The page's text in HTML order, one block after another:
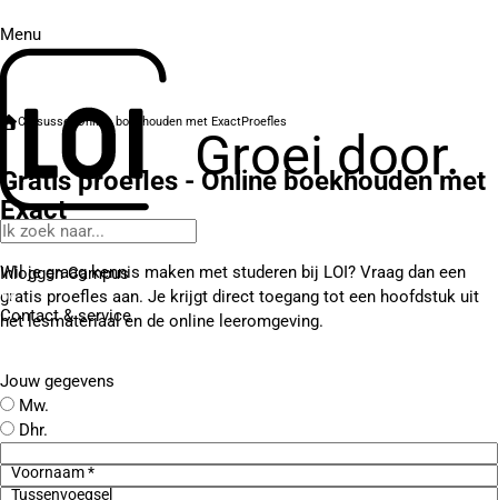
Menu
Groei door.
Inloggen Campus
Contact& service
Cursussen Online boekhouden met ExactProefles
Gratis proefles - Online boekhouden met
Exact
Wil je graag kennis maken met studeren bij LOI? Vraag dan een
gratis proefles aan. Je krijgt direct toegang tot een hoofdstuk uit
het lesmateriaal en de online leeromgeving.
Jouw gegevens
Mw.
Dhr.
Voornaam *
Tussenvoegsel